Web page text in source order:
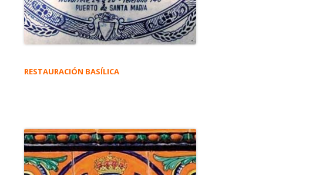
RESTAURACIÓN BASÍLICA